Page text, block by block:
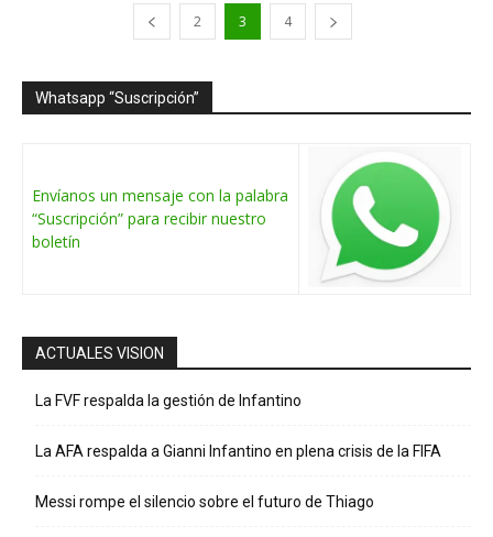
2 3 4
Whatsapp “Suscripción”
Envíanos un mensaje con la palabra
“Suscripción” para recibir nuestro
boletín
ACTUALES VISION
La FVF respalda la gestión de Infantino
La AFA respalda a Gianni Infantino en plena crisis de la FIFA
Messi rompe el silencio sobre el futuro de Thiago